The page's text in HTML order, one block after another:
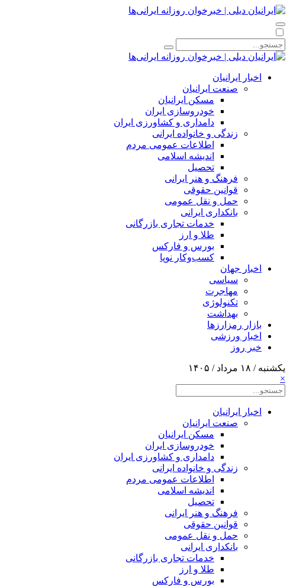
اخبار ایرانیان
صنعت ایرانیان
مسکن ایرانیان
خودروسازی ایران
دامداری و کشاورزی ایران
زندگی و خانواده ایرانی
اطلاعات عمومی مردم
اندیشه اسلامی
تحصیل
فرهنگ و هنر ایرانی
قوانین حقوقی
حمل و نقل عمومی
بانکداری ایرانی
خدمات تجاری بازرگانی
طلا و ارز
بورس و فارکس
کسب‌وکار نوپا
اخبار جهان
سیاسی
مهاجرت
تکنولوژی
بهداشت
بازار رمزارزها
اخبار ورزشی
خبر روز
یکشنبه / ۱۸ مرداد / ۱۴۰۵
×
اخبار ایرانیان
صنعت ایرانیان
مسکن ایرانیان
خودروسازی ایران
دامداری و کشاورزی ایران
زندگی و خانواده ایرانی
اطلاعات عمومی مردم
اندیشه اسلامی
تحصیل
فرهنگ و هنر ایرانی
قوانین حقوقی
حمل و نقل عمومی
بانکداری ایرانی
خدمات تجاری بازرگانی
طلا و ارز
بورس و فارکس